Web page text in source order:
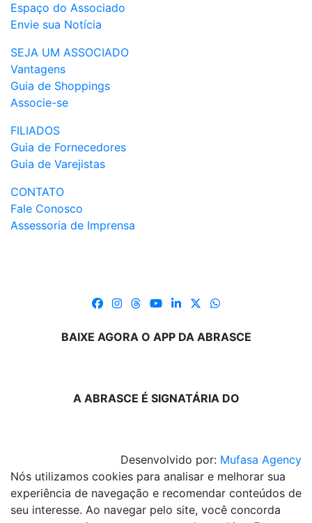
Espaço do Associado
Envie sua Notícia
SEJA UM ASSOCIADO
Vantagens
Guia de Shoppings
Associe-se
FILIADOS
Guia de Fornecedores
Guia de Varejistas
CONTATO
Fale Conosco
Assessoria de Imprensa
BAIXE AGORA O APP DA ABRASCE
A ABRASCE É SIGNATÁRIA DO
Desenvolvido por: Mufasa Agency
Nós utilizamos cookies para analisar e melhorar sua
experiência de navegação e recomendar conteúdos de
seu interesse. Ao navegar pelo site, você concorda